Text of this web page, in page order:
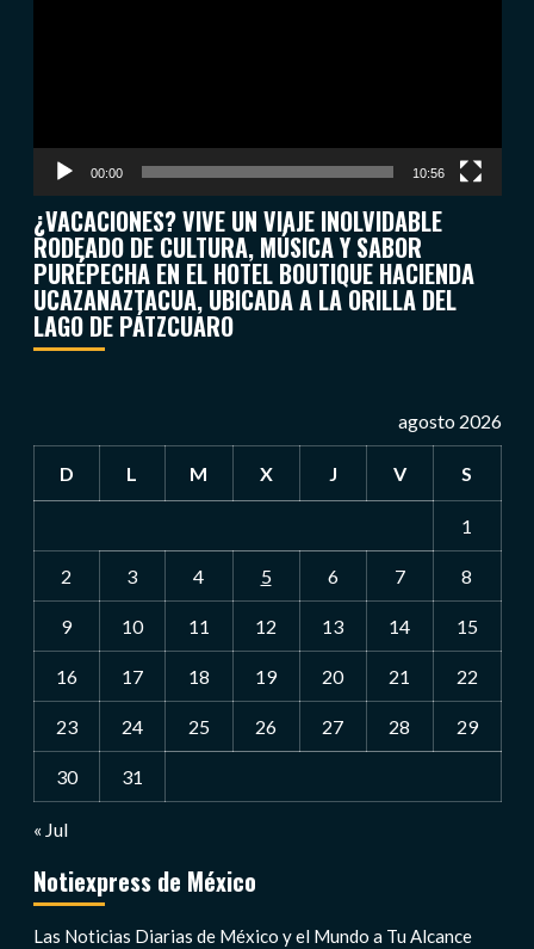
00:00 10:56
¿VACACIONES? VIVE UN VIAJE INOLVIDABLE
RODEADO DE CULTURA, MÚSICA Y SABOR
PURÉPECHA EN EL HOTEL BOUTIQUE HACIENDA
UCAZANAZTACUA, UBICADA A LA ORILLA DEL
LAGO DE PÁTZCUARO
agosto 2026
D L M X J V S
1
2 3 4 5 6 7 8
9 10 11 12 13 14 15
16 17 18 19 20 21 22
23 24 25 26 27 28 29
30 31
« Jul
Notiexpress de México
Las Noticias Diarias de México y el Mundo a Tu Alcance